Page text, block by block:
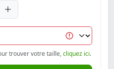
trouver votre taille,cliquez ici.